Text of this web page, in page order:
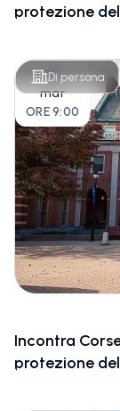
protezione
Di persona
17
mar
ORE 9:00
Incontra
protezione